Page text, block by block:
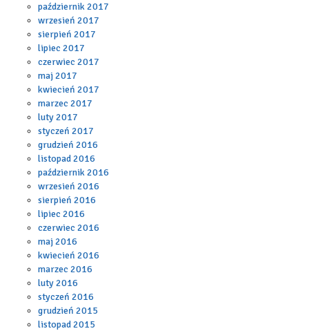
październik 2017
wrzesień 2017
sierpień 2017
lipiec 2017
czerwiec 2017
maj 2017
kwiecień 2017
marzec 2017
luty 2017
styczeń 2017
grudzień 2016
listopad 2016
październik 2016
wrzesień 2016
sierpień 2016
lipiec 2016
czerwiec 2016
maj 2016
kwiecień 2016
marzec 2016
luty 2016
styczeń 2016
grudzień 2015
listopad 2015